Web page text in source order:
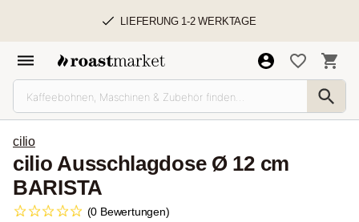
LIEFERUNG 1-2 WERKTAGE
cilio
cilio Ausschlagdose Ø 12 cm
BARISTA
(0 Bewertungen)